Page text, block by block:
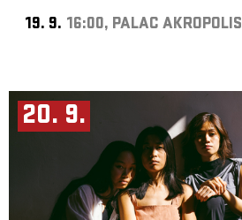
19. 9. 16:00, PALAC AKROPOLIS
20. 9.